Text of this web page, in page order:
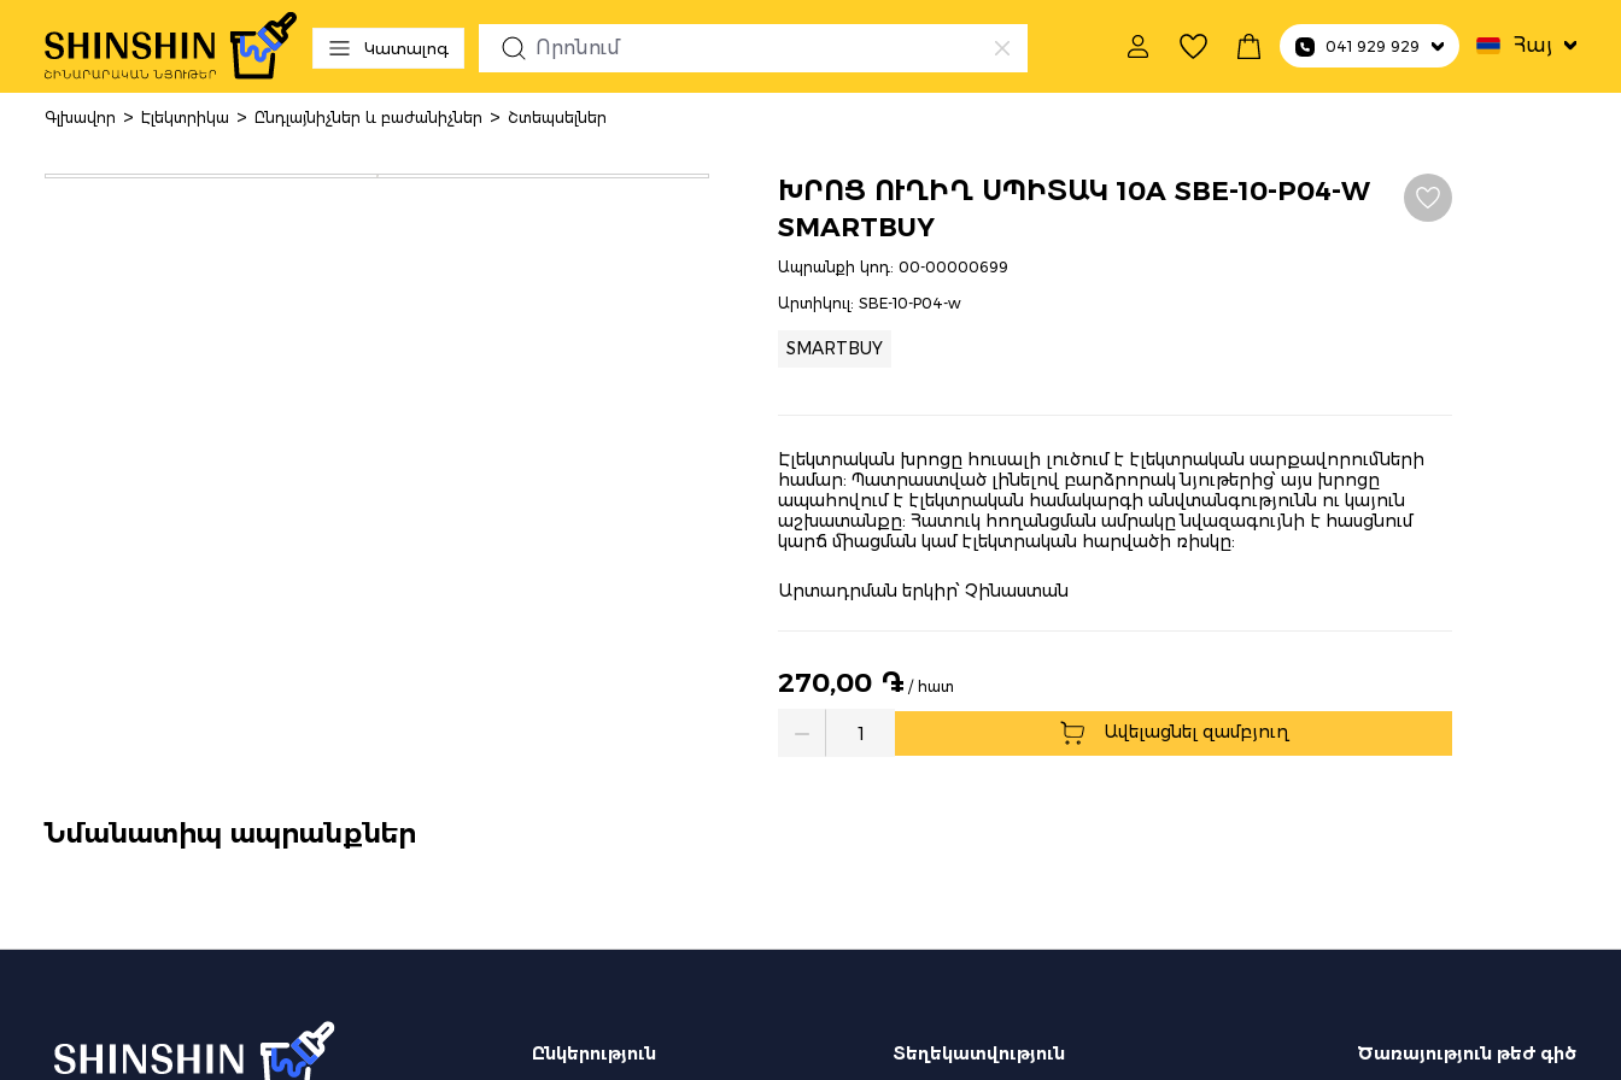
Skip to main navigation
Կատալոգ 041 929 929 Հայ
Գլխավոր > Էլեկտրիկա > Ընդլայնիչներ և բաժանիչներ > Շտեպսելներ
ԽՐՈՑ ՈՒՂԻՂ ՍՊԻՏԱԿ 10A SBE-10-P04-W
SMARTBUY
Ապրանքի կոդ:00-00000699
Արտիկուլ:SBE-10-P04-w
SMARTBUY
Էլեկտրական խրոցը հուսալի լուծում է էլեկտրական սարքավորումների
համար: Պատրաստված լինելով բարձրորակ նյութերից՝ այս խրոցը
ապահովում է էլեկտրական համակարգի անվտանգությունն ու կայուն
աշխատանքը: Հատուկ հողանցման ամրակը նվազագույնի է հասցնում
կարճ միացման կամ էլեկտրական հարվածի ռիսկը:
Արտադրման երկիր՝ Չինաստան
270,00 ֏ / հատ
Quantity Ավելացնել զամբյուղ
Նմանատիպ ապրանքներ
Ծառայություն թեժ գիծ
Ընկերություն Տեղեկատվություն